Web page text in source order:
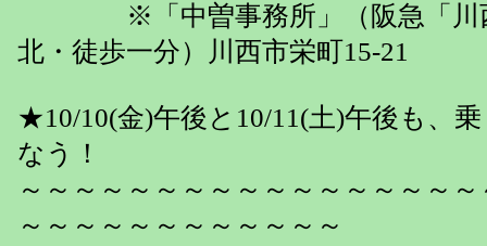
※「中曽事務所」（阪急「川西
北・徒歩一分）川西市栄町15-21
★10/10(金)午後と10/11(土)午後も、
なう！
～～～～～～～～～～～～～～～～
～～～～～～～～～～～～